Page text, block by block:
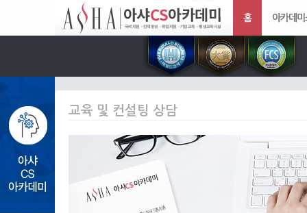
홈 아카데
교육 및 컨설팅 상담